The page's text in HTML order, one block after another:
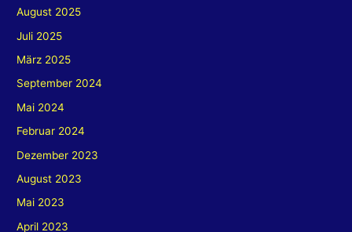
August 2025
Juli 2025
März 2025
September 2024
Mai 2024
Februar 2024
Dezember 2023
August 2023
Mai 2023
April 2023